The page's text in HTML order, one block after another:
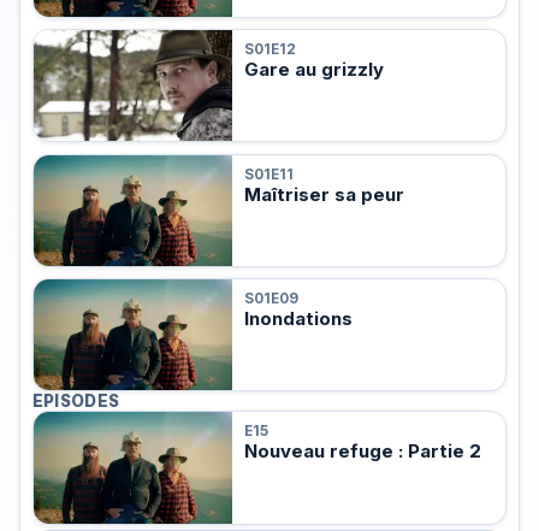
S01E12
Gare au grizzly
S01E11
Maîtriser sa peur
S01E09
Inondations
EPISODES
E15
Nouveau refuge : Partie 2